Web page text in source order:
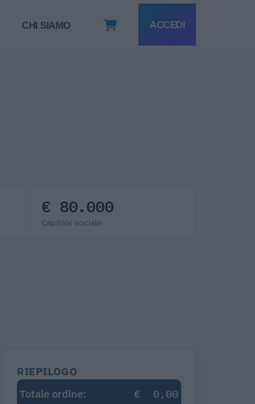
CHI SIAMO ACCEDI
€ 80.000
Capitale sociale
RIEPILOGO
Totale ordine:
€ 0,00